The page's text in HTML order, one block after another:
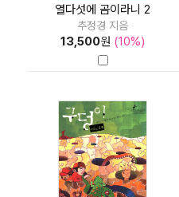
열다섯에 곰이라니 2
추정경 지음
13,500원 (10%)